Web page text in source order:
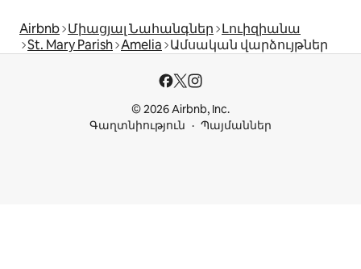
Airbnb Միացյալ Նահանգներ Լուիզիանա
St. Mary Parish Amelia Ամսական վարձույթներ
© 2026 Airbnb, Inc.
Գաղտնիություն
Պայմաններ